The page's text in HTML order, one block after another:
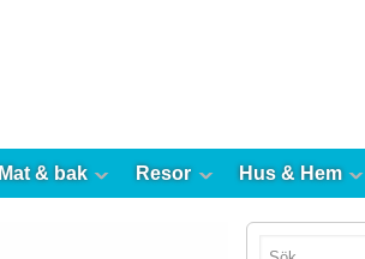
Mat & bak Resor Hus & Hem